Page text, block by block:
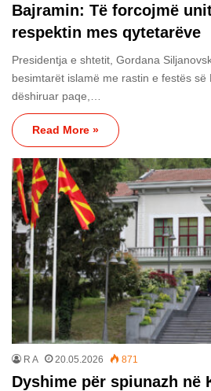
Bajramin: Të forcojmë
respektin mes qytetarëve
Presidentja e shtetit, Gordana
besimtarët islamë me rastin e festës së
dëshiruar paqe,…
Read More »
R A 20.05.2026 871
Dyshime për spiunazh në